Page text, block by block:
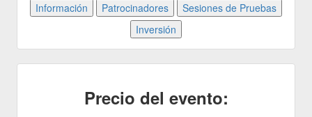
Precio del evento: